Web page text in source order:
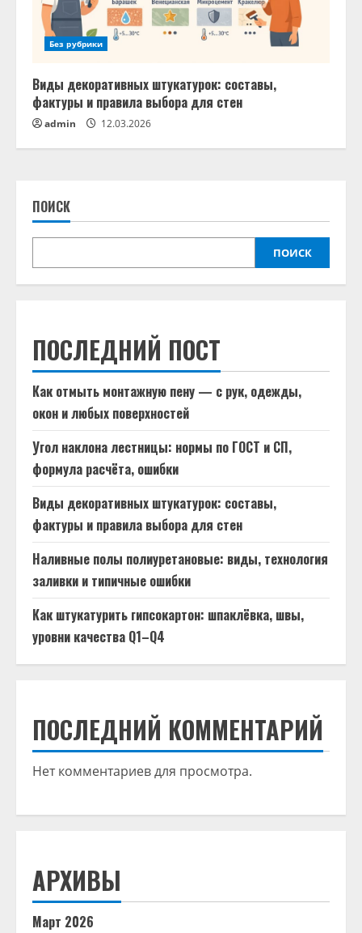
Без рубрики
Виды декоративных штукатурок: составы,
фактуры и правила выбора для стен
admin 12.03.2026
ПОИСК
ПОИСК
ПОСЛЕДНИЙ ПОСТ
Как отмыть монтажную пену — с рук, одежды,
окон и любых поверхностей
Угол наклона лестницы: нормы по ГОСТ и СП,
формула расчёта, ошибки
Виды декоративных штукатурок: составы,
фактуры и правила выбора для стен
Наливные полы полиуретановые: виды, технология
заливки и типичные ошибки
Как штукатурить гипсокартон: шпаклёвка, швы,
уровни качества Q1–Q4
ПОСЛЕДНИЙ КОММЕНТАРИЙ
Нет комментариев для просмотра.
АРХИВЫ
Март 2026